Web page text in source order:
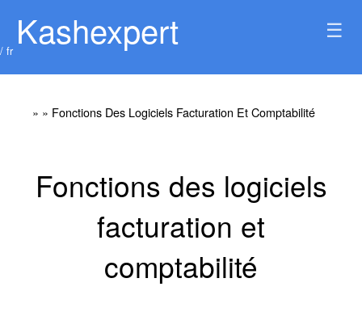
Kashexpert ☰
/ fr
» » Fonctions Des Logiciels Facturation Et Comptabilité
Fonctions des logiciels
facturation et
comptabilité